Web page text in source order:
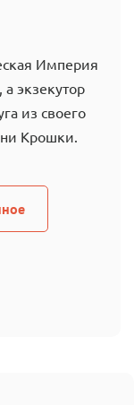
Империя
экзекутор
из своего
Крошки.